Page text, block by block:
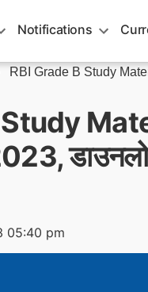
Notifications
RBI Grade B Study
05:40 pm